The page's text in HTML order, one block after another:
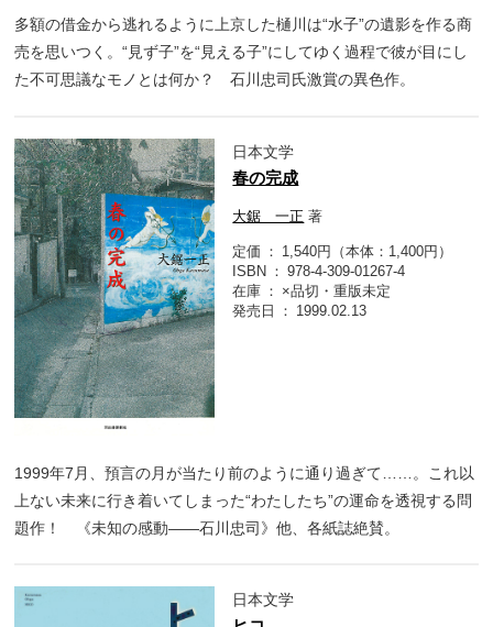
多額の借金から逃れるように上京した樋川は“水子”の遺影を作る商
売を思いつく。“見ず子”を“見える子”にしてゆく過程で彼が目にし
た不可思議なモノとは何か？ 石川忠司氏激賞の異色作。
日本文学
春の完成
大鋸 一正 著
定価
1,540円（本体：1,400円）
ISBN
978-4-309-01267-4
在庫
×品切・重版未定
発売日
1999.02.13
1999年7月、預言の月が当たり前のように通り過ぎて……。これ以
上ない未来に行き着いてしまった“わたしたち”の運命を透視する問
題作！ 《未知の感動――石川忠司》他、各紙誌絶賛。
日本文学